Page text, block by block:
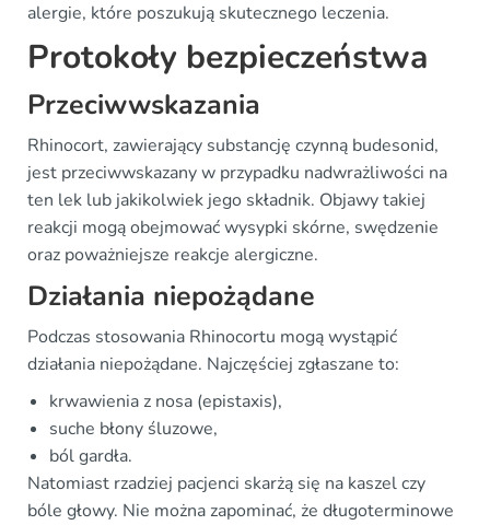
alergie, które poszukują skutecznego leczenia.
Protokoły bezpieczeństwa
Przeciwwskazania
Rhinocort, zawierający substancję czynną budesonid,
jest przeciwwskazany w przypadku nadwrażliwości na
ten lek lub jakikolwiek jego składnik. Objawy takiej
reakcji mogą obejmować wysypki skórne, swędzenie
oraz poważniejsze reakcje alergiczne.
Działania niepożądane
Podczas stosowania Rhinocortu mogą wystąpić
działania niepożądane. Najczęściej zgłaszane to:
krwawienia z nosa (epistaxis),
suche błony śluzowe,
ból gardła.
Natomiast rzadziej pacjenci skarżą się na kaszel czy
bóle głowy. Nie można zapominać, że długoterminowe